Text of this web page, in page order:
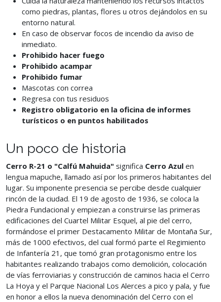
como piedras, plantas, flores u otros dejándolos en su
entorno natural.
En caso de observar focos de incendio da aviso de
inmediato.
Prohibido hacer fuego
Prohibido acampar
Prohibido fumar
Mascotas con correa
Regresa con tus residuos
Registro obligatorio en la oficina de informes
turísticos o en puntos habilitados
Un poco de historia
Cerro R-21 o "Calfú Mahuida" significa Cerro Azul en
lengua mapuche, llamado así por los primeros habitantes del
lugar. Su imponente presencia se percibe desde cualquier
rincón de la ciudad. El 19 de agosto de 1936, se coloca la
Piedra Fundacional y empiezan a construirse las primeras
edificaciones del Cuartel Militar Esquel, al pie del cerro,
formándose el primer Destacamento Militar de Montaña Sur,
más de 1000 efectivos, del cual formó parte el Regimiento
de Infantería 21, que tomó gran protagonismo entre los
habitantes realizando trabajos como demolición, colocación
de vías ferroviarias y construcción de caminos hacia el Cerro
La Hoya y el Parque Nacional Los Alerces a pico y pala, y fue
en honor a ellos la nueva denominación del Cerro con el